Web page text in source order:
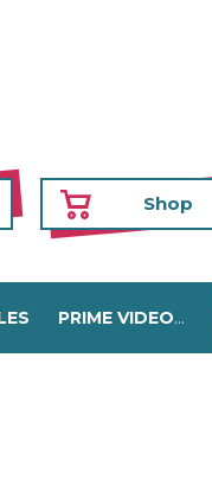
Shop
PRIME VIDEO